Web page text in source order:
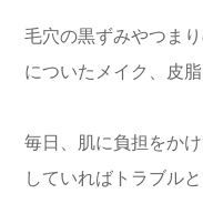
毛穴の黒ずみやつま
についたメイク、皮
毎日、肌に負担をか
していればトラブル